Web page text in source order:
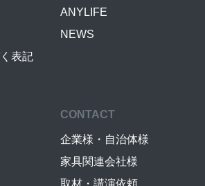
表記
ANYLIFE
NEWS
CONTACT
企業様・自治体様
家具関連会社様